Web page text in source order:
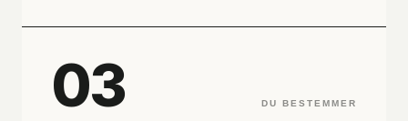
03 DU BESTEMMER